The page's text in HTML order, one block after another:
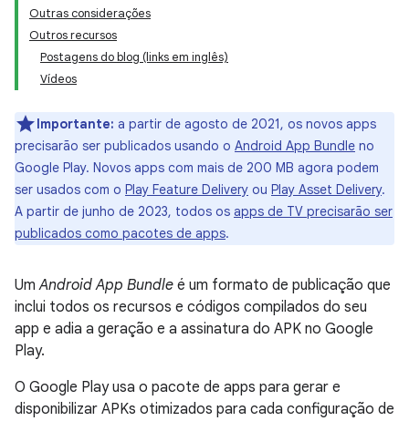
Outras considerações
Outros recursos
Postagens do blog (links em inglês)
Vídeos
Importante: a partir de agosto de 2021, os novos apps
precisarão ser publicados usando o Android App Bundle no
Google Play. Novos apps com mais de 200 MB agora podem
ser usados com o Play Feature Delivery ou Play Asset Delivery.
A partir de junho de 2023, todos os apps de TV precisarão ser
publicados como pacotes de apps.
UmAndroid App Bundle é um formato de publicação que
inclui todos os recursos e códigos compilados do seu
app e adia a geração e a assinatura do APK no Google
Play.
O Google Play usa o pacote de apps para gerar e
disponibilizar APKs otimizados para cada configuração de